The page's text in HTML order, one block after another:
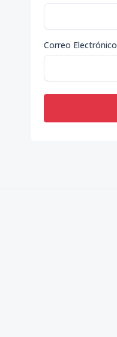
Correo Electrónico